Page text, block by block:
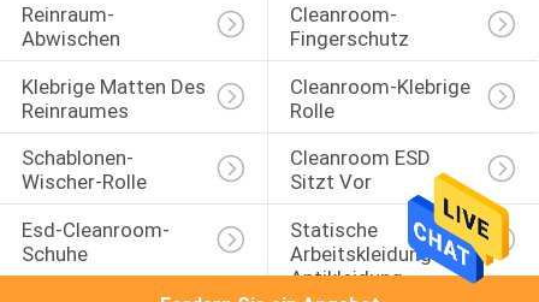
Reinraum-
Abwischen
Cleanroom-
Fingerschutz
Klebrige Matten Des
Reinraumes
Cleanroom-Klebrige
Rolle
Schablonen-
Wischer-Rolle
Cleanroom ESD
Sitzt Vor
Esd-Cleanroom-
Schuhe
Statische
Arbeitskleidungs-
Antikleidung